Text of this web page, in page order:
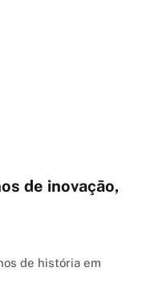
de inovação,
de história em